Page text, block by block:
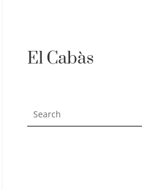
El Cabàs